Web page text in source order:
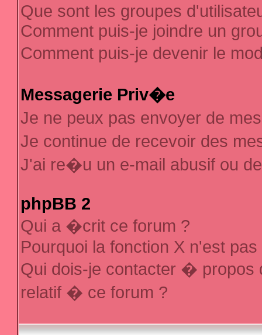
Que sont les groupes
Comment puis-je joindre un
Comment puis-je devenir le
Messagerie Priv�e
Je ne peux pas envoyer de
Je continue de recevoir des
J'ai re�u un e-mail abusif ou
phpBB 2
Qui a �crit ce forum ?
Pourquoi la fonction X n'est
Qui dois-je contacter �
relatif � ce forum ?